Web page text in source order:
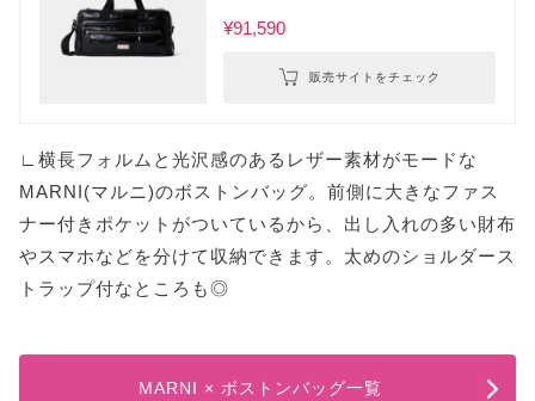
¥91,590
販売サイトをチェック
∟横長フォルムと光沢感のあるレザー素材がモードな
MARNI(マルニ)のボストンバッグ。前側に大きなファス
ナー付きポケットがついているから、出し入れの多い財布
やスマホなどを分けて収納できます。太めのショルダース
トラップ付なところも◎
MARNI × ボストンバッグ一覧